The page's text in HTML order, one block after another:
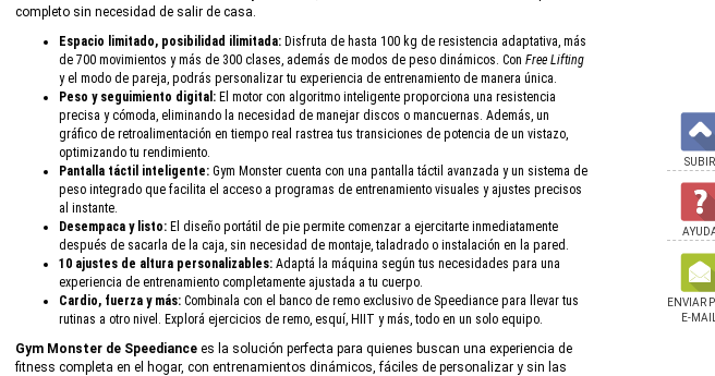
completo sin necesidad de salir de casa.
Espacio limitado, posibilidad ilimitada: Disfruta de hasta 100 kg de resistencia adaptativa, más
de 700 movimientos y más de 300 clases, además de modos de peso dinámicos. Con Free Lifting
y el modo de pareja, podrás personalizar tu experiencia de entrenamiento de manera única.
Peso y seguimiento digital: El motor con algoritmo inteligente proporciona una resistencia
precisa y cómoda, eliminando la necesidad de manejar discos o mancuernas. Además, un
gráfico de retroalimentación en tiempo real rastrea tus transiciones de potencia de un vistazo,
optimizando tu rendimiento.
Pantalla táctil inteligente: Gym Monster cuenta con una pantalla táctil avanzada y un sistema de
peso integrado que facilita el acceso a programas de entrenamiento visuales y ajustes precisos
al instante.
Desempaca y listo: El diseño portátil de pie permite comenzar a ejercitarte inmediatamente
después de sacarla de la caja, sin necesidad de montaje, taladrado o instalación en la pared.
10 ajustes de altura personalizables: Adaptá la máquina según tus necesidades para una
experiencia de entrenamiento completamente ajustada a tu cuerpo.
Cardio, fuerza y más: Combinala con el banco de remo exclusivo de Speediance para llevar tus
rutinas a otro nivel. Explorá ejercicios de remo, esquí, HIIT y más, todo en un solo equipo.
Gym Monster de Speediance es la solución perfecta para quienes buscan una experiencia de
fitness completa en el hogar, con entrenamientos dinámicos, fáciles de personalizar y sin las
SUBIR
ENVIAR
E-